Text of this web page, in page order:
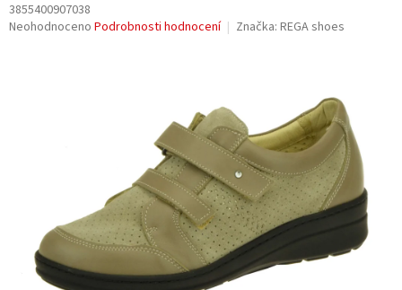
3855400907038
Průměrné
Neohodnoceno Podrobnosti hodnocení Značka: REGA shoes